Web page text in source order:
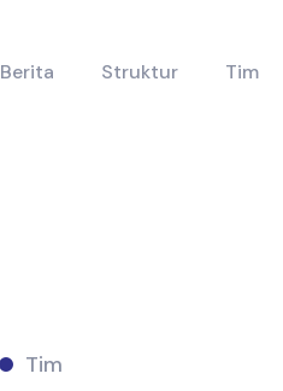
Berita Struktur Tim
Tim